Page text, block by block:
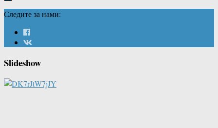
Следите за нами:
Slideshow